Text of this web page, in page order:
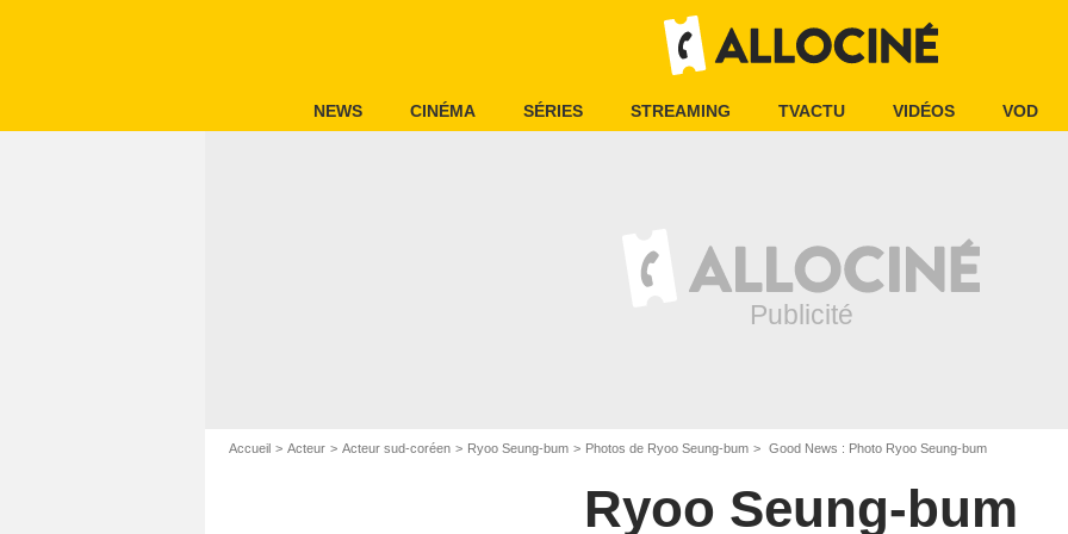
NEWS CINÉMA SÉRIES STREAMING TVACTU VIDÉOS VOD
Accueil Acteur Acteur sud-coréen Ryoo Seung-bum Photos de Ryoo Seung-bum Good News : Photo Ryoo Seung-bum
Ryoo Seung-bum